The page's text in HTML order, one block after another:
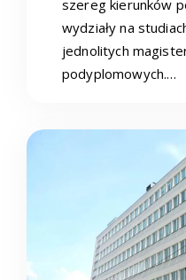
szereg kierunków
wydziały na
jednolitych
podyplomowych.…